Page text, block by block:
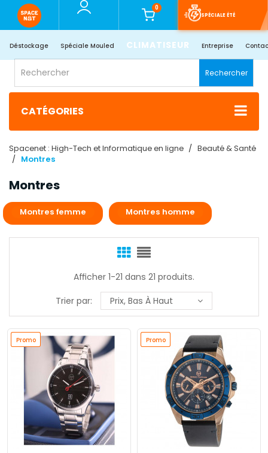
0
SPÉCIALE ÉTÉ
Déstockage Spéciale Mouled CLIMATISEUR Entreprise
Rechercher
CATÉGORIES
Spacenet : High-Tech et Informatique en ligne
Beauté & Santé
Montres
Montres
Montres femme Montres homme
Afficher 1-21 dans 21 produits.
Trier par:
Prix, Bas À Haut
Promo
Promo Promo
Promo